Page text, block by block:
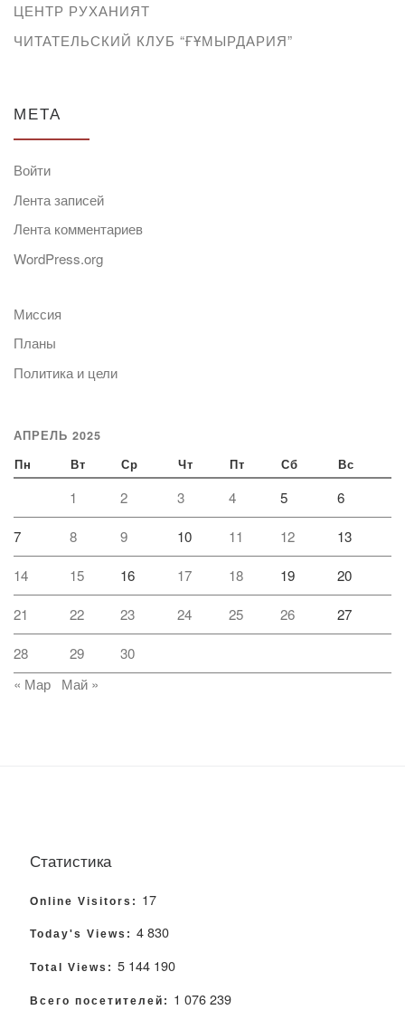
ЦЕНТР РУХАНИЯТ
ЧИТАТЕЛЬСКИЙ КЛУБ “ҒҰМЫРДАРИЯ”
МЕТА
Войти
Лента записей
Лента комментариев
WordPress.org
Миссия
Планы
Политика и цели
АПРЕЛЬ 2025
Пн Вт Ср Чт Пт Сб Вс
1 2 3 4 5 6
7 8 9 10 11 12 13
14 15 16 17 18 19 20
21 22 23 24 25 26 27
28 29
30
« Мар
Май »
Статистика
Online Visitors: 17
Today's Views: 4 830
Total Views: 5 144 190
Всего посетителей: 1 076 239